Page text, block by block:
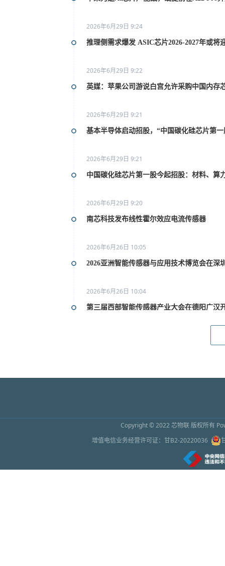
2026年6月29日 9:24
推理侧需求爆发 ASIC芯片2026-2027年或将
2026年6月29日 9:22
英媒：苹果公司游说白宫允许采购中国内存
2026年6月29日 9:21
基本半导体启动招股，“中国碳化硅芯片第
2026年6月29日 9:21
中国碳化硅芯片第一股今起招股：材料、算
2026年6月29日 9:20
南芯科技发布线性霍尔效应电流传感器
2026年6月26日 10:05
2026亚洲智能传感器与应用技术博览会在深
2026年6月26日 10:04
第三届西部智能传感器产业大会在德阳广汉
2026年6月26日 10:01
2026年6月26日 10:01
苹果称因芯片成本增加上调部分产品售价
2026年6月26日 10:00
Copyright © 2022 芯物联版权所有
增值电信业务经营许可证： 甘B2-20220036